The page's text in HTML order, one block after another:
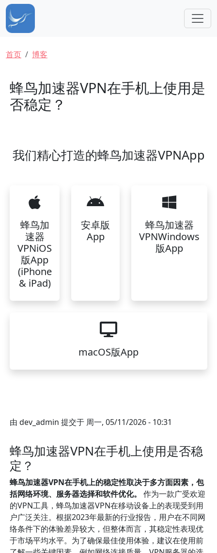
跳转到主要内容
面包屑
首页 博客
蜂鸟加速器VPN在手机上使用是
否稳定？
我们精心打造的蜂鸟加速器VPNApp
蜂鸟加
速器
VPNiOS
版App
(iPhone
& iPad)
安卓版
App
蜂鸟加速器
VPNWindows
版App
macOS版App
由 dev_admin 提交于 周一, 05/11/2026 - 10:31
蜂鸟加速器VPN在手机上使用是否稳
定？
蜂鸟加速器VPN在手机上的稳定性取决于多方面因素，包
括网络环境、服务器选择和软件优化。
作为一款广受欢迎
的VPN工具，蜂鸟加速器VPN在移动设备上的表现受到用
户广泛关注。根据2023年最新的行业报告，用户在不同网
络条件下的体验差异较大，但整体而言，其稳定性表现优
于市场平均水平。为了确保最佳使用体验，建议在使用前